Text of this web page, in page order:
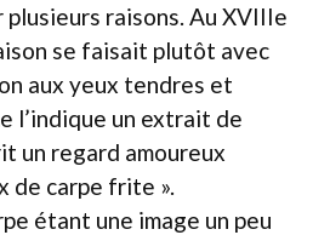
plusieurs raisons. Au XVIIIe
se faisait plutôt avec
aux yeux tendres et
l’indique un extrait de
un regard amoureux
de carpe frite ».
étant une image un peu